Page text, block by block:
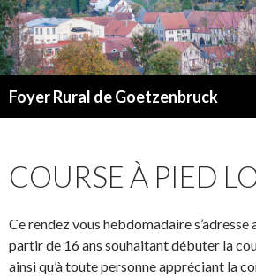
Foyer Rural de Goetzenbruck
COURSE À PIED
Ce rendez vous hebdomadaire s’adresse
partir de 16 ans souhaitant débuter la
ainsi qu’à toute personne appréciant la